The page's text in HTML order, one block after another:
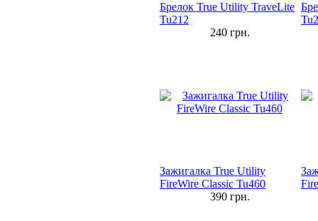
Брелок True Utility TraveLite
Tu212
240грн.
Зажигалка True Utility
FireWire Classic Tu460
390грн.